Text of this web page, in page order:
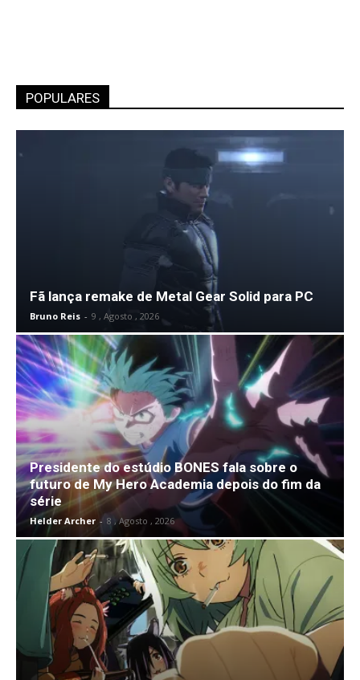
POPULARES
Fã lança remake de Metal Gear Solid para PC
Bruno Reis - 9 , Agosto , 2026
Presidente do estúdio BONES fala sobre o
futuro de My Hero Academia depois do fim da
série
Helder Archer - 8 , Agosto , 2026